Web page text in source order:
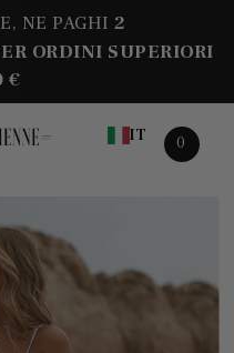
NE PAGHI 2
ORDINI SUPERIORI
€
IT 0